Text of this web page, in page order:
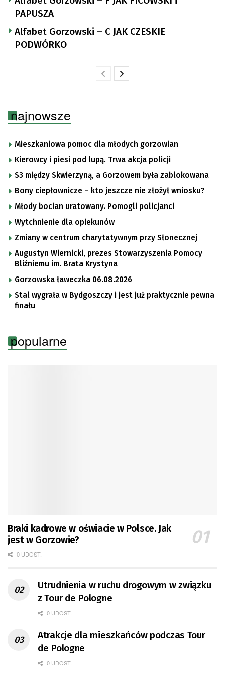
PAPUSZA
Alfabet Gorzowski – C JAK CZESKIE
PODWÓRKO
najnowsze
Mieszkaniowa pomoc dla młodych gorzowian
Kierowcy i piesi pod lupą. Trwa akcja policji
S3 między Skwierzyną, a Gorzowem była zablokowana
Bony ciepłownicze – kto jeszcze nie złożył wniosku?
Młody bocian uratowany. Pomogli policjanci
Wytchnienie dla opiekunów
Zmiany w centrum charytatywnym przy Słonecznej
Augustyn Wiernicki, prezes Stowarzyszenia Pomocy
Bliźniemu im. Brata Krystyna
Gorzowska ławeczka 06.08.2026
Stal wygrała w Bydgoszczy i jest już praktycznie pewna
finału
popularne
Braki kadrowe w oświacie w Polsce. Jak
jest w Gorzowie?
0 UDOST.
Utrudnienia w ruchu drogowym w związku
z Tour de Pologne
0 UDOST.
Atrakcje dla mieszkańców podczas Tour
de Pologne
0 UDOST.